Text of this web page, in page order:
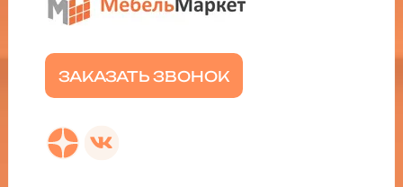
ЗАКАЗАТЬ ЗВОНОК